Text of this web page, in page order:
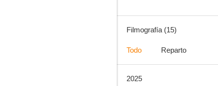
Filmografía (15)
Todo Reparto
2025